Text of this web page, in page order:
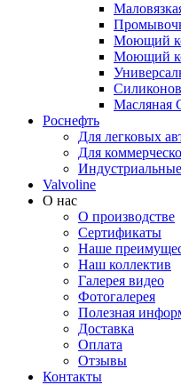
Моющий
Моющий
⁣Масляная
Роснефть
Для легковых
Для
Valvoline
О нас
О производстве
Сертификаты
Наше
Наш коллектив
Галерея видео
Фотогалерея
Полезная
Доставка
Оплата
Отзывы
Контакты